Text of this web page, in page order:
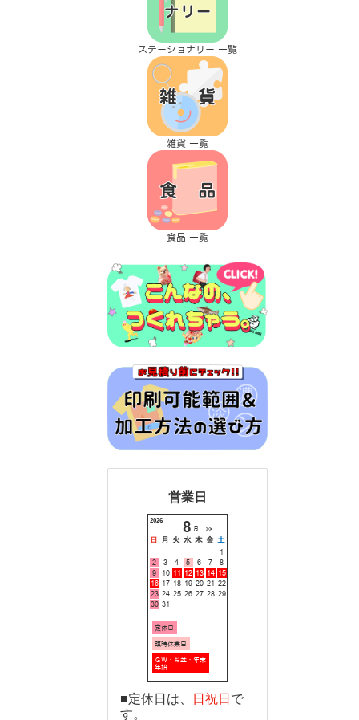
ステーショナリー 一覧
雑貨 一覧
食品 一覧
営業日
■定休日は、 日祝日で
す。